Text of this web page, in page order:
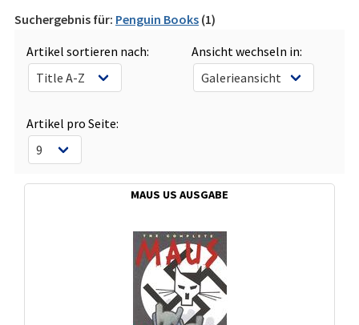
Suchergebnis für: Penguin Books (1)
Artikel sortieren nach:
Ansicht wechseln in:
Artikel pro Seite:
MAUS US AUSGABE